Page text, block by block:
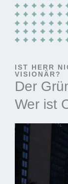
IST HERR
VISIONÄR?
Der
Wer ist